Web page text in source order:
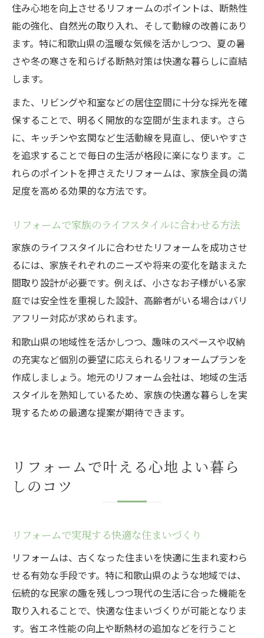
住み心地を向上させるリフォームのポイントは、断熱性
能の強化、自然光の取り入れ、そして動線の改善にあり
ます。特に和歌山県の温暖な気候を活かしつつ、夏の暑
さや冬の寒さを和らげる断熱対策は快適な暮らしに直結
します。
また、リビングや和室などの居住空間に十分な採光を確
保することで、明るく開放的な空間が生まれます。さら
に、キッチンや玄関など生活動線を見直し、使いやすさ
を追求することで毎日の生活が格段に楽になります。こ
れらのポイントを押さえたリフォームは、家族全員の満
足度を高める効果的な方法です。
リフォームで家族のライフスタイルに合わせる方法
家族のライフスタイルに合わせたリフォームを成功させ
るには、家族それぞれのニーズや将来の変化を踏まえた
間取り設計が必要です。例えば、小さなお子様がいる家
庭では安全性を重視した設計、高齢者がいる場合はバリ
アフリー対応が求められます。
和歌山県の地域性を活かしつつ、趣味のスペースや収納
の充実など個別の要望に応えられるリフォームプランを
作成しましょう。地元のリフォーム会社は、地域の生活
スタイルを熟知しているため、家族の快適な暮らしを実
現するための最適な提案が期待できます。
リフォームで叶える心地よい暮ら
しのコツ
リフォームで実現する快適な住まいづくり
リフォームは、古くなった住まいを快適に生まれ変わら
せる有効な手段です。特に和歌山県のような地域では、
伝統的な民家の趣を残しつつ現代の生活に合った機能を
取り入れることで、快適な住まいづくりが可能となりま
す。省エネ性能の向上や断熱材の追加などを行うこと